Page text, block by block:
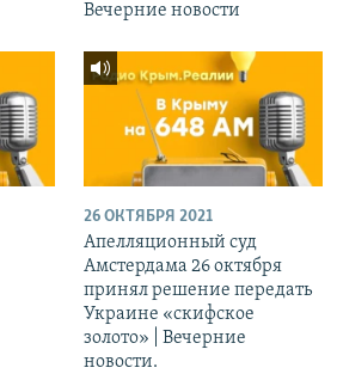
Вечерние новости
26 ОКТЯБРЯ 2021
Апелляционный суд
Амстердама 26 октября
принял решение передать
Украине «скифское
золото» | Вечерние
новости.